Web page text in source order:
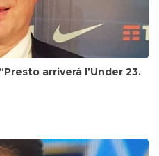
arriverà l’Under 23.